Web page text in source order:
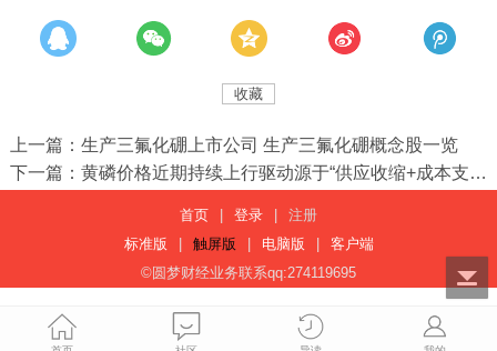
收藏
上一篇：生产三氟化硼上市公司 生产三氟化硼概念股一览
下一篇：黄磷价格近期持续上行驱动源于“供应收缩+成本支撑+需求回暖”共振（受益概念股） ...
首页 登录
注册
标准版
触屏版 电脑版
客户端
©圆梦财经业务联系qq:274119695